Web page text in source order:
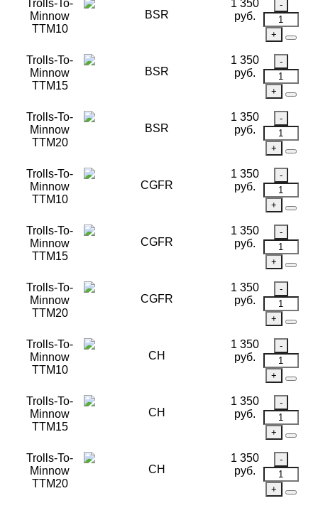
Trolls-To-
Minnow
TTM10
BSR
1 350
руб.
Trolls-To-
Minnow
TTM15
BSR
1 350
руб.
Trolls-To-
Minnow
TTM20
BSR
1 350
руб.
Trolls-To-
Minnow
TTM10
CGFR
1 350
руб.
Trolls-To-
Minnow
TTM15
CGFR
1 350
руб.
Trolls-To-
Minnow
TTM20
CGFR
1 350
руб.
Trolls-To-
Minnow
TTM10
CH
1 350
руб.
Trolls-To-
Minnow
TTM15
CH
1 350
руб.
Trolls-To-
Minnow
TTM20
CH
1 350
руб.